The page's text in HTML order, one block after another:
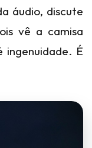
áudio, discute
vê a camisa
É